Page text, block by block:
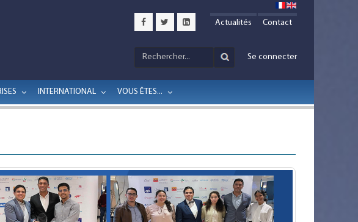
Actualités Contact
Se connecter
INTERNATIONAL VOUS ÊTES...